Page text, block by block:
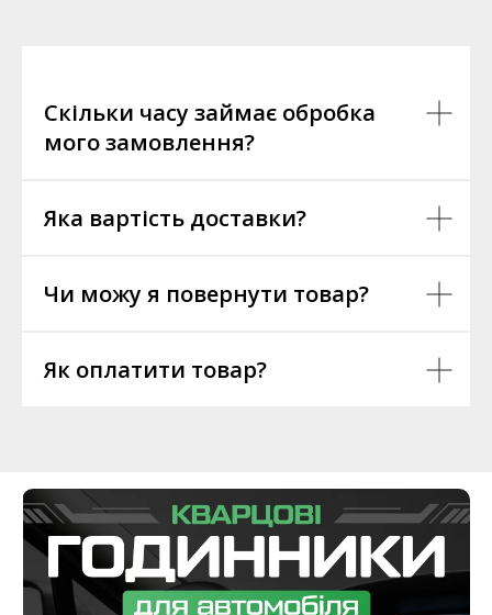
Скільки часу займає обробка
мого замовлення?
Яка вартість доставки?
Чи можу я повернути товар?
Як оплатити товар?